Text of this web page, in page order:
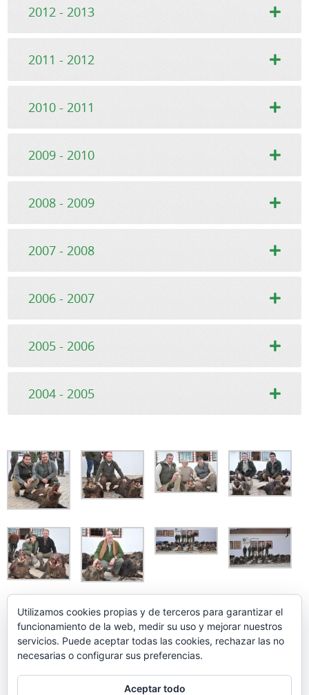
2012 - 2013
2011 - 2012
2010 - 2011
2009 - 2010
2008 - 2009
2007 - 2008
2006 - 2007
2005 - 2006
2004 - 2005
Utilizamos cookies propias y de terceros para garantizar el
funcionamiento de la web, medir su uso y mejorar nuestros
servicios. Puede aceptar todas las cookies, rechazar las no
necesarias o configurar sus preferencias.
Aceptar todo